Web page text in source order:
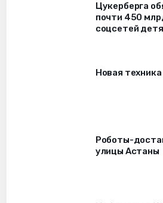
Цукерберга
почти 450
соцсетей
Новая
Роботы-
улицы Астаны